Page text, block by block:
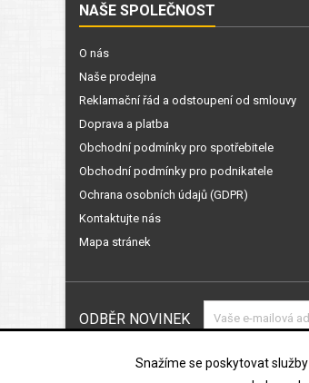
Snažíme se poskytovat
NAŠE SPOLEČNOST
O nás
Naše prodejna
Reklamační řád a odstoupení od smlouvy
Doprava a platba
Obchodní podmínky pro spotřebitele
Obchodní podmínky pro podnikatele
Ochrana osobních údajů (GDPR)
Kontaktujte nás
Mapa stránek
ODBĚR NOVINEK
údajů